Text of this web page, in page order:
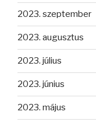
2023. szeptember
2023. augusztus
2023. július
2023. június
2023. május